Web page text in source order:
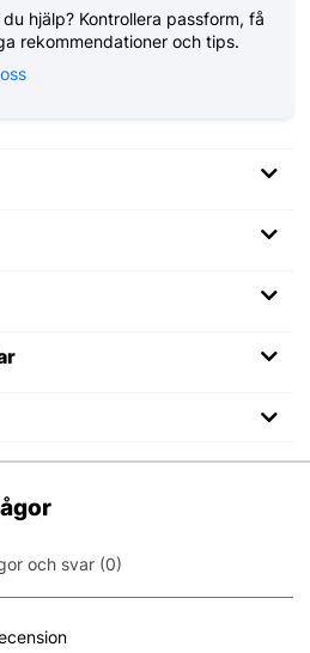
du hjälp? Kontrollera passform, få
rekommendationer och tips.
och svar (0)